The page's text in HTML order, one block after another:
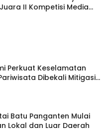
II Kompetisi Media
Tingkat Internasional
Perkuat Keselamatan
Dibekali Mitigasi
Batu Panganten Mulai
Lokal dan Luar Daerah